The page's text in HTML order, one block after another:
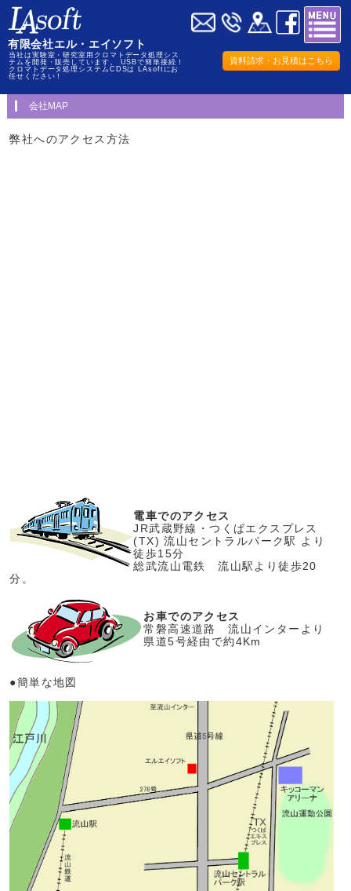
有限会社エル・エイソフト
当社は実験室・研究室用クロマトデータ処理シス
テムを開発・販売しています。 USBで簡単接続！
クロマトデータ処理システムCDSは LAsoftにお
任せください！
資料請求・お見積はこちら
会社MAP
弊社へのアクセス方法
電車でのアクセス
JR武蔵野線・つくばエクスプレス
(TX) 流山セントラルパーク駅 より
徒歩15分
総武流山電鉄 流山駅より徒歩20
分。
お車でのアクセス
常磐高速道路 流山インターより
県道5号経由で約4Km
●簡単な地図